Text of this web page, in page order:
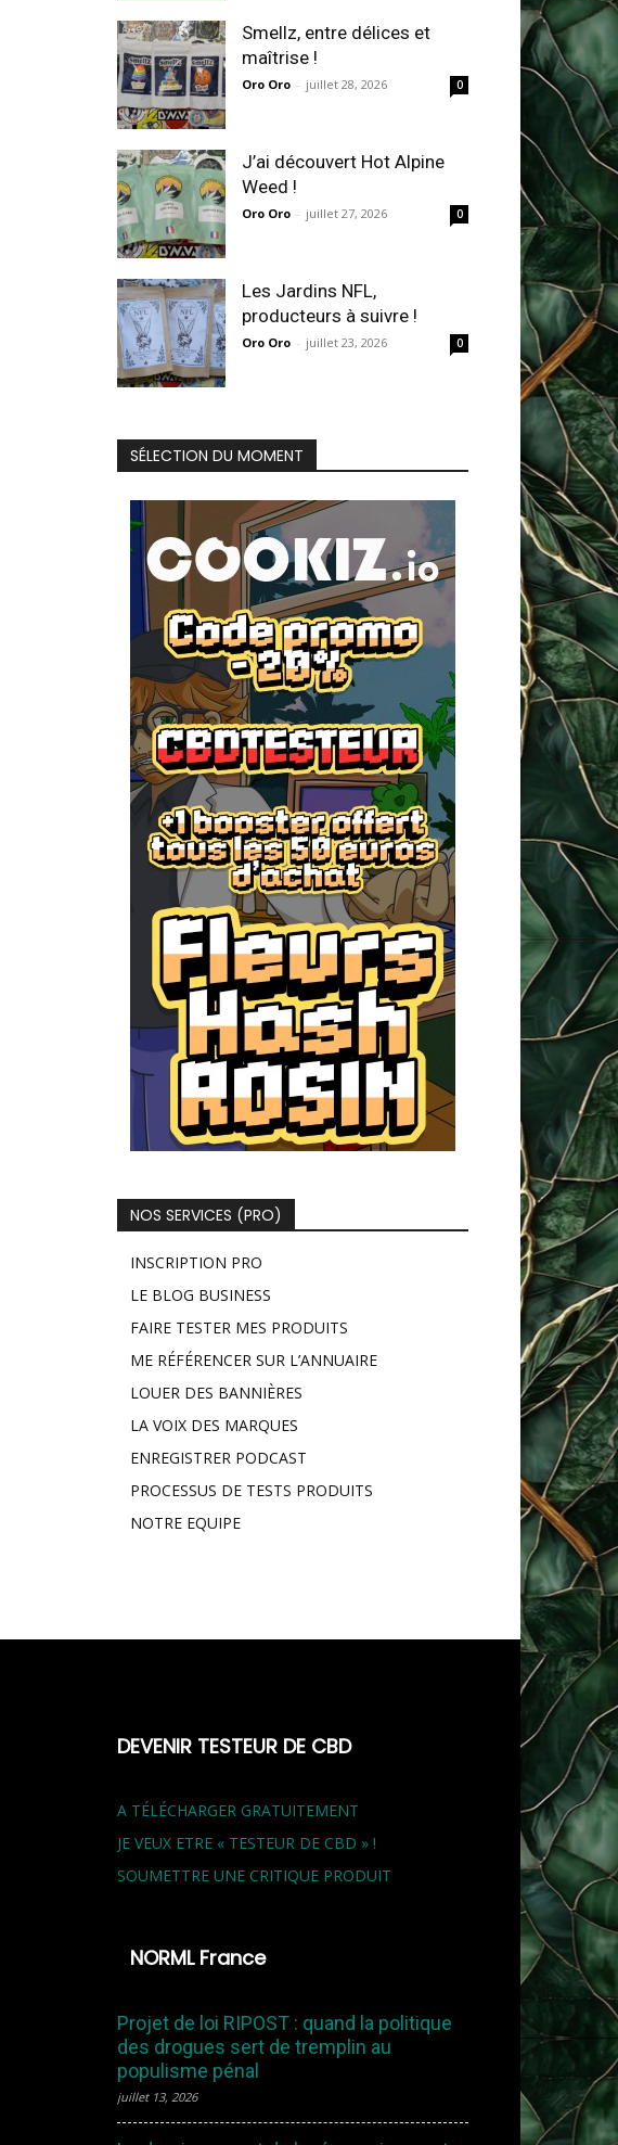
Smellz, entre délices et
maîtrise !
Oro Oro - juillet 28, 2026 0
J’ai découvert Hot Alpine
Weed !
Oro Oro - juillet 27, 2026 0
Les Jardins NFL,
producteurs à suivre !
Oro Oro - juillet 23, 2026 0
SÉLECTION DU MOMENT
NOS SERVICES (PRO)
INSCRIPTION PRO
LE BLOG BUSINESS
FAIRE TESTER MES PRODUITS
ME RÉFÉRENCER SUR L’ANNUAIRE
LOUER DES BANNIÈRES
LA VOIX DES MARQUES
ENREGISTRER PODCAST
PROCESSUS DE TESTS PRODUITS
NOTRE EQUIPE
DEVENIR TESTEUR DE CBD
A TÉLÉCHARGER GRATUITEMENT
JE VEUX ETRE « TESTEUR DE CBD » !
SOUMETTRE UNE CRITIQUE PRODUIT
NORML France
Projet de loi RIPOST : quand la politique
des drogues sert de tremplin au
populisme pénal
juillet 13, 2026